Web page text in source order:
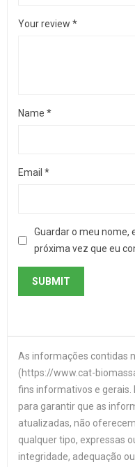
Your review *
Name *
Email *
Guardar o meu nome,
próxima vez que eu
As informações contidas
(https://www.cat-
fins informativos e
para garantir que as
atualizadas, não
qualquer tipo, expressas
integridade, adequação